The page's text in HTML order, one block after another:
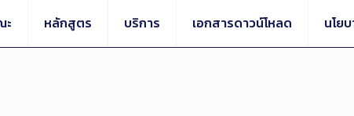
ะ หลักสูตร บริการ เอกสารดาวน์โหลด นโย